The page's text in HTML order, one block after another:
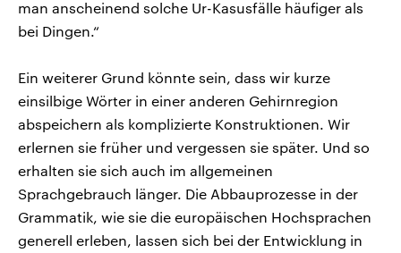
man anscheinend solche Ur-Kasusfälle häufiger als
bei Dingen.“
Ein weiterer Grund könnte sein, dass wir kurze
einsilbige Wörter in einer anderen Gehirnregion
abspeichern als komplizierte Konstruktionen. Wir
erlernen sie früher und vergessen sie später. Und so
erhalten sie sich auch im allgemeinen
Sprachgebrauch länger. Die Abbauprozesse in der
Grammatik, wie sie die europäischen Hochsprachen
generell erleben, lassen sich bei der Entwicklung in